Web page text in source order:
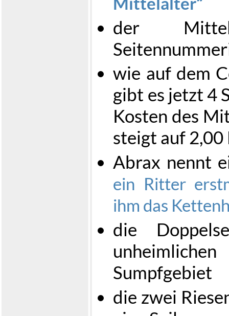
der
wie auf dem
gibt es jetzt 4
Kosten des
steigt auf
Abrax nennt
ein Ritter
ihm das
die
Sumpfgebiet
die zwei